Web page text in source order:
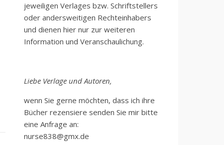
jeweiligen Verlages bzw. Schriftstellers
oder andersweitigen Rechteinhabers
und dienen hier nur zur weiteren
Information und Veranschaulichung.
Liebe Verlage und Autoren,
wenn Sie gerne möchten, dass ich ihre
Bücher rezensiere senden Sie mir bitte
eine Anfrage an:
nurse838@gmx.de